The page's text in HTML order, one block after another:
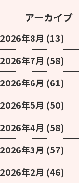
アーカイブ
2026年8月 (13)
2026年7月 (58)
2026年6月 (61)
2026年5月 (50)
2026年4月 (58)
2026年3月 (57)
2026年2月 (46)